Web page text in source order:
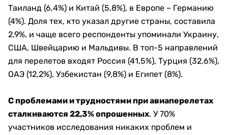
Таиланд (6,4%) и Китай (5,8%), в Европе – Германию
(4%). Доля тех, кто указал другие страны, составила
2,9%, и чаще всего респонденты упоминали Украину,
США, Швейцарию и Мальдивы. В топ-5 направлений
для перелетов входят Россия (41,5%), Турция (32,6%),
ОАЭ (12,2%), Узбекистан (9,8%) и Египет (8%).
С проблемами и трудностями при авиаперелетах
сталкиваются 22,3% опрошенных. У 70%
участников исследования никаких проблем и